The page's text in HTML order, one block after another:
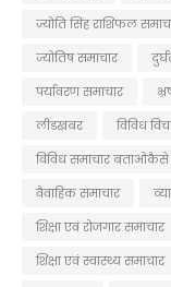
ज्योति सिंह राशिफल
ज्योतिष समाचार
पर्यावरण समाचार
लीडखबर
विविध
विविध समाचार
वैवाहिक समाचार
शिक्षा एवं रोजगार समाचार
शिक्षा एवं स्वास्थ्य समाचार